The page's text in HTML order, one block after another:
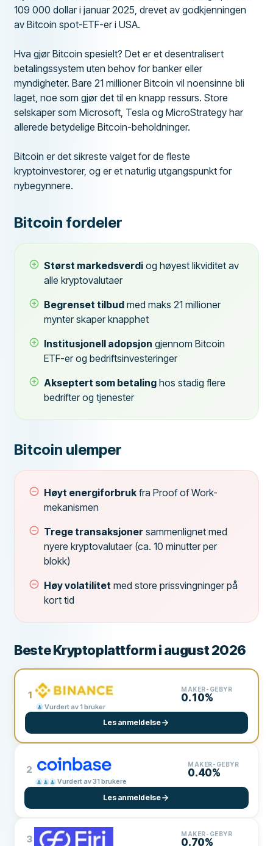
109 000 dollar i januar 2025, drevet av godkjenningen
av Bitcoin spot-ETF-er i USA.
Hva gjør Bitcoin spesielt? Det er et desentralisert
betalingssystem uten behov for banker eller
myndigheter. Bare 21 millioner Bitcoin vil noensinne bli
laget, noe som gjør det til en knapp ressurs. Store
selskaper som Microsoft, Tesla og MicroStrategy har
allerede betydelige Bitcoin-beholdninger.
Bitcoin er det sikreste valget for de fleste
kryptoinvestorer, og er et naturlig utgangspunkt for
nybegynnere.
Bitcoin fordeler
Størst markedsverdi og høyest likviditet av
alle kryptovalutaer
Begrenset tilbud med maks 21 millioner
mynter skaper knapphet
Institusjonell adopsjon gjennom Bitcoin
ETF-er og bedriftsinvesteringer
Akseptert som betaling hos stadig flere
bedrifter og tjenester
Bitcoin ulemper
Høyt energiforbruk fra Proof of Work-
mekanismen
Trege transaksjoner sammenlignet med
nyere kryptovalutaer (ca. 10 minutter per
blokk)
Høy volatilitet med store prissvingninger på
kort tid
Beste Kryptoplattform i august 2026
1
Vurdert av 1 bruker
MAKER-GEBYR
0.10%
Les anmeldelse
2
Vurdert av 31 brukere
MAKER-GEBYR
0.40%
Les anmeldelse
3 MAKER-GEBYR
0.70%